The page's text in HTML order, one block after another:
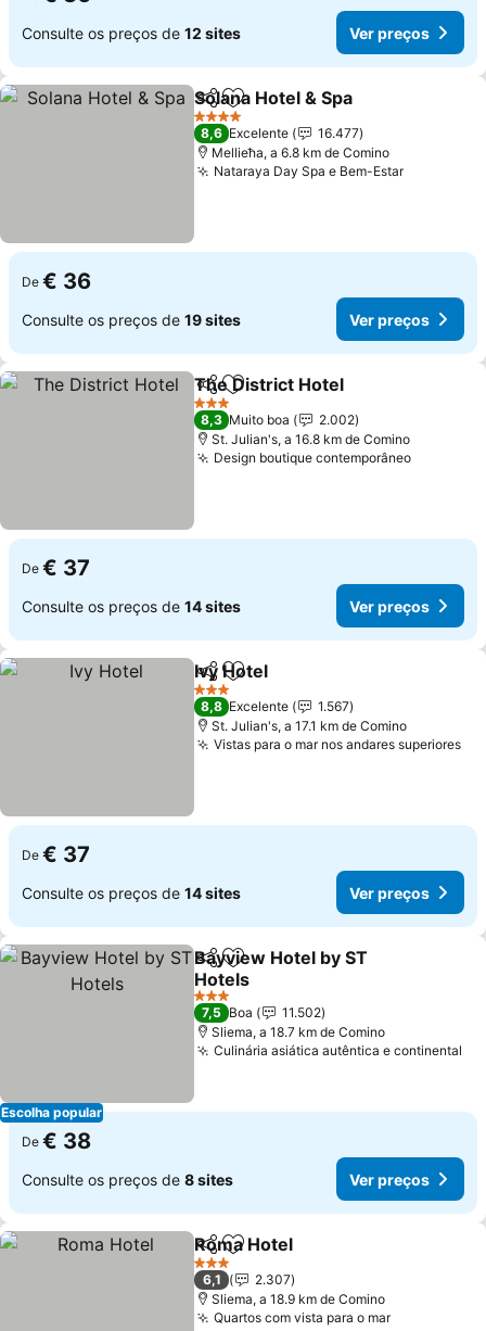
Consulte os preços de 12 sites Ver preços
PartilharAdicionar aos favoritos
Solana Hotel & Spa
4 Estrelas
8,6 Excelente
16.477
Mellieħa, a 6.8 km de Comino
Nataraya Day Spa e Bem-Estar
De € 36
Consulte os preços de 19 sites Ver preços
PartilharAdicionar aos favoritos
The District Hotel
3 Estrelas
8,3 Muito boa
2.002
St. Julian's, a 16.8 km de Comino
Design boutique contemporâneo
De € 37
Consulte os preços de 14 sites Ver preços
PartilharAdicionar aos favoritos
Ivy Hotel
3 Estrelas
8,8 Excelente
1.567
St. Julian's, a 17.1 km de Comino
Vistas para o mar nos andares superiores
De € 37
Consulte os preços de 14 sites Ver preços
Escolha popular
PartilharAdicionar aos favoritos
Bayview Hotel by ST
Hotels
3 Estrelas
7,5 Boa
11.502
Sliema, a 18.7 km de Comino
Culinária asiática autêntica e continental
De € 38
Consulte os preços de 8 sites Ver preços
PartilharAdicionar aos favoritos
Roma Hotel
3 Estrelas
6,1
2.307
Sliema, a 18.9 km de Comino
Quartos com vista para o mar